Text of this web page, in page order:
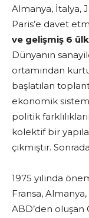
Almanya, İtalya,
Paris’e davet
ve gelişmiş 6
Dünyanın
ortamından
başlatılan
ekonomik
politik
kolektif bir
çıkmıştır.
1975 yılında
Fransa,
ABD’den oluşan